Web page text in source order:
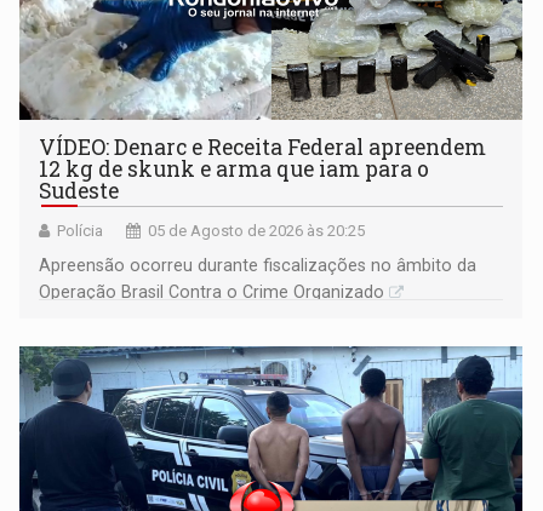
VÍDEO: Denarc e Receita Federal apreendem
12 kg de skunk e arma que iam para o
Sudeste
Polícia 05 de Agosto de 2026 às 20:25
Apreensão ocorreu durante fiscalizações no âmbito da
Operação Brasil Contra o Crime Organizado